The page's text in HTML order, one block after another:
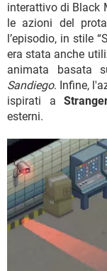
interattivo di Black
le azioni del
l’episodio, in stile
era stata anche
animata basata
Sandiego. Infine,
ispirati a
esterni.